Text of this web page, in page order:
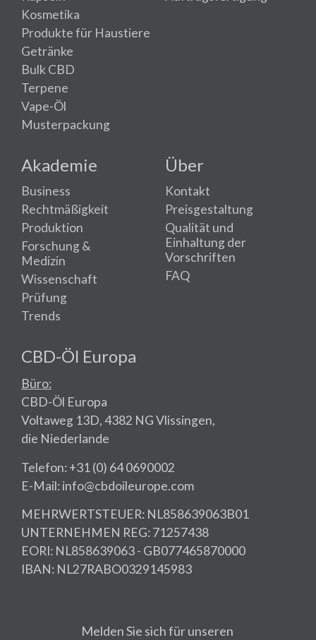
Kosmetika
Produkte für Haustiere
Getränke
Bulk CBD
Terpene
Vape-Öl
Musterpackung
Akademie
Business
Rechtmäßigkeit
Produktion
Forschung &
Medizin
Wissenschaft
Prüfung
Trends
Über
Kontakt
Preisgestaltung
Qualität und
Einhaltung der
Vorschriften
FAQ
CBD-Öl Europa
Büro:
CBD-Öl Europa
Voltaweg 13D, 4382 NG Vlissingen,
die Niederlande
Telefon: +31 (0) 64 0690002
E-Mail: info@cbdoileurope.com
MEHRWERTSTEUER: NL858639063B01
UNTERNEHMEN REG: 71257438
EORI: NL858639063 - GB077465870000
IBAN: NL27RABO0329145983
Melden Sie sich für unseren